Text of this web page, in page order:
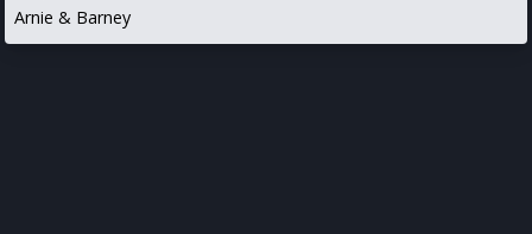
Arnie & Barney